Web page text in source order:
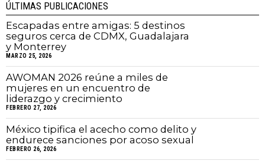
ÚLTIMAS PUBLICACIONES
Escapadas entre amigas: 5 destinos
seguros cerca de CDMX, Guadalajara
y Monterrey
MARZO 25, 2026
AWOMAN 2026 reúne a miles de
mujeres en un encuentro de
liderazgo y crecimiento
FEBRERO 27, 2026
México tipifica el acecho como delito y
endurece sanciones por acoso sexual
FEBRERO 26, 2026